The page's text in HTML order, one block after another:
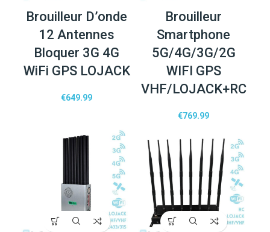
Brouilleur D’onde
12 Antennes
Bloquer 3G 4G
WiFi GPS LOJACK
€649.99
Brouilleur
Smartphone
5G/4G/3G/2G
WIFI GPS
VHF/LOJACK+RC
€769.99